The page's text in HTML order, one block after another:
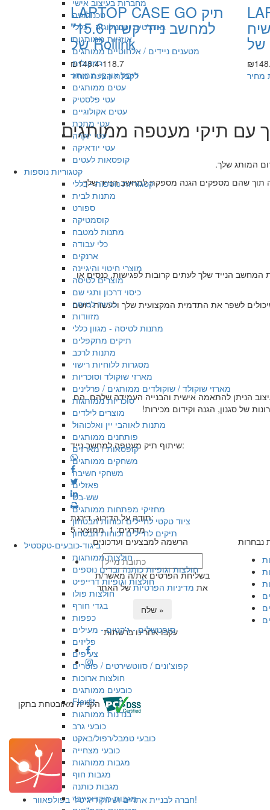
מחברות בעיצוב אישי
טכנולוגיה
גאדג'טים וטכנולוגיה - כללי
אוזניות ממותגות
מטענים ניידים / אלחוטיים ממותגים
רמקולים
דיסק און קי ממותג
עטים ממותגים
עטי פלסטיק
עטים אקולוגיים
עטי מתכת
עטי יוקרה
עטי יודאיקה
קופסאות לעטים
קטגוריות נוספות
קטגוריות נוספות - כללי
מתנות לבית
ספורט
קוסמטיקה
מתנות למטבח
כלי עבודה
ארנקים
מוצרי חיטוי והיגיינה
מוצרים לטיסה
כיסוי דרכון ותגי שם
כריות לטיסה
מזוודות
מתנות לטיסה - מגוון כללי
תיקים מתקפלים
מתנות לרכב
מסגרות ללוחיות רישוי
מארזי שוקולד וסוכריות
מארזי שוקולד / שוקולדים ממותגים / פרלינים
סוכריות ממותגות
מוצרים לילדים
מתנות לאוהבי יין ואלכוהול
פותחנים ממותגים
קופסאות / מארזים
משחקים ממותגים
משחקי חשיבה
פאזלים
שש-בש
מחזיקי מפתחות ממותגים
ציוד טקטי לחיילים וכוחות הבטחון
תיקים לחיילים וכוחות הבטחון
ביגוד-כובעים-טקסטיל
חולצות ממותגות
חולצות וגופיות כותנה ובדים נוספים
חולצות וגופיות דרייפיט
חולצות פולו
בגדי חורף
כפפות
סופטשלים - ג'קטים - מעילים
פליזים
צעיפים
קפוצ'ונים / סווטשירטים / פוטרים
חולצות ארוכות
כובעים ממותגים
Flexfit
בנדנות ממותגות
כובעי גרב
כובעי טמבל/רפול/באקט
כובעי מצחייה
מגבות ממותגות
מגבות חוף
מגבות כותנה
מגבות מיקרופייבר
מחיר
LAPTOP CASE GO תיק
למחשב נייד קשיח 15.6"
של Rollink
₪148.4-118.7
לקבלת הצעת מחיר
המותג שלך.
תוך שהם מספקים הגנה מספקת למחשב הנייד שלך.
הנייד שלך לעתים קרובות לפגישות, כנסים או
לשפר את התדמית המקצועית שלך ולעשות רושם
הניתן להתאמה אישית והבנייה העמידה שלהם, הם
של סגנון, הגנה וקידום מכירות!
שיתוף תיק מעטפה למחשב נייד:
תודה על הדירוג, דירגת:
מדרגים:1 ממוצע:5
נבחרות
הרשמה למבצעים ועדכונים
בשליחת הפרטים את/ה מאשר/ת
את מדיניות הפרטיותשל האתר
שלח »
עקבו אחרינו ברשתות
חברה לבניית אתרים ושיווק דיגיטלי בפולפאוור!